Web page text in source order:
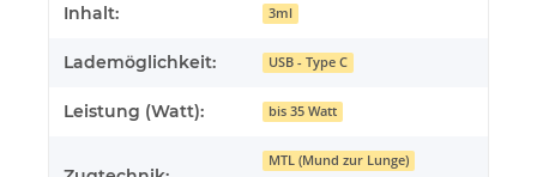
Inhalt: 3ml
Lademöglichkeit: USB - Type C
Leistung (Watt): bis 35 Watt
MTL (Mund zur Lunge)